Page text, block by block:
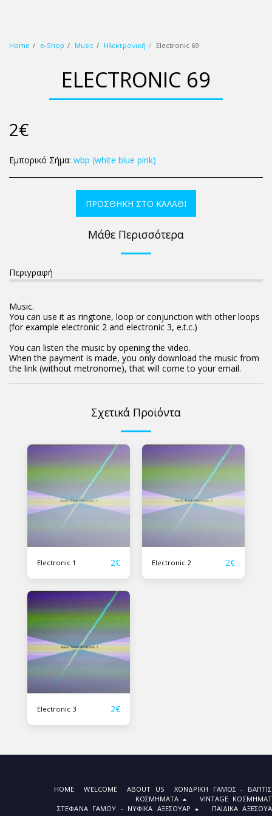
Home e-Shop Music Ηλεκτρονική Electronic 69
ELECTRONIC 69
2€
Εμπορικό Σήμα: wbp (white blue pink)
ΠΡΟΣΘΉΚΗ ΣΤΟ ΚΑΛΆΘΙ
Μάθε Περισσότερα
Περιγραφή
Music.
You can use it as ringtone, loop or conjunction with other loops
(for example electronic 2 and electronic 3, e.t.c.)
You can listen the music by opening the video.
When the payment is made, you only download the music from
the link (without metronome), that will come to your email.
Σχετικά Προϊόντα
Electronic 1 2€ Electronic 2 2€
Electronic 3 2€
HOME WELCOME ABOUT US
ΧΟΝΔΡΙΚΉ ΓΆΜΟΣ -
ΚΟΣΜΉΜΑΤΑ
VINTAGE
ΣΤΈΦΑΝΑ ΓΆΜΟΥ - ΝΥΦΙΚΆ ΑΞΕΣΟΥΆΡ
ΠΑΙΔΙΚΆ